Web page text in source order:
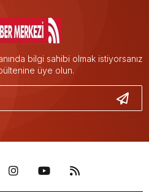
bilgi sahibi olmak istiyorsanız
üye olun.